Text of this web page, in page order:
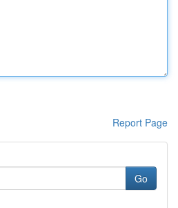
Report Page
Go